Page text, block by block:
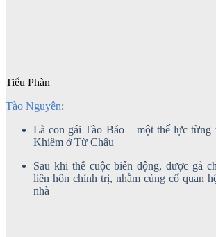
Tiểu Phàn
Tào Nguyên:
Là con gái Tào Báo – một thế lực
Khiêm ở Từ Châu
Sau khi thế cuộc biến động, được gả
liên hôn chính trị, nhằm củng cố quan
nhà